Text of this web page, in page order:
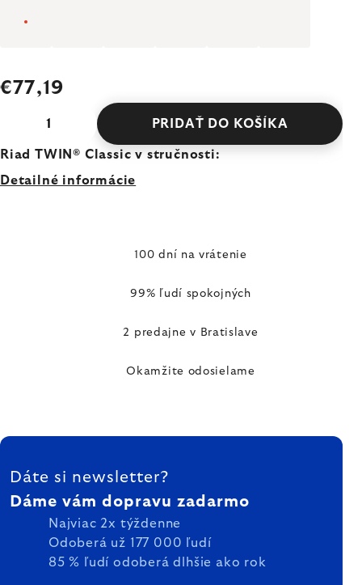
€77,19
PRIDAŤ DO KOŠÍKA
Riad TWIN® Classic v stručnosti:
Detailné informácie
100 dní na vrátenie
99% ľudí spokojných
2 predajne v Bratislave
Okamžite odosielame
ZÁPÄTIE
Dáte si newsletter?
Dáme vám dopravu zadarmo
Najviac 2x týždenne
Odoberá už 177 000 ľudí
85 % ľudí odoberá dlhšie ako rok